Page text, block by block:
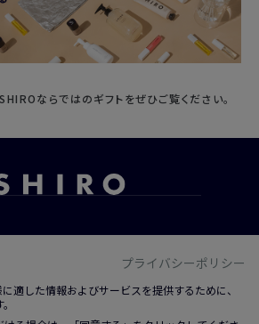
ならではのギフトをぜひご覧ください。
プライバシーポリシー
適した情報およびサービスを提供するために、